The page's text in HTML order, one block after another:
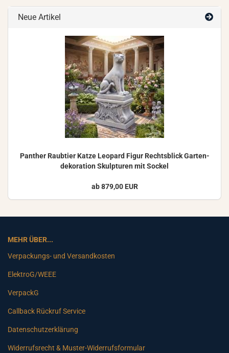
Neue Artikel
Pan­ther Raub­tier Katze Leo­pard Figur Rechts­blick Gar­ten­
de­ko­ra­ti­on Skulp­tu­ren mit So­ckel
ab 879,00 EUR
MEHR ÜBER...
Verpackungs- und Versandkosten
ElektroG/WEEE
VerpackG
Callback Rückruf Service
Datenschutzerklärung
Widerrufsrecht & Muster-Widerrufsformular